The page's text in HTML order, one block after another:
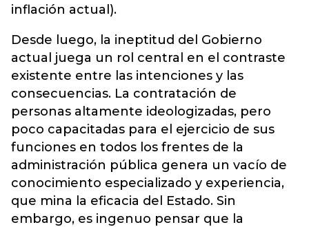
inflación actual).
Desde luego, la ineptitud del Gobierno
actual juega un rol central en el contraste
existente entre las intenciones y las
consecuencias. La contratación de
personas altamente ideologizadas, pero
poco capacitadas para el ejercicio de sus
funciones en todos los frentes de la
administración pública genera un vacío de
conocimiento especializado y experiencia,
que mina la eficacia del Estado. Sin
embargo, es ingenuo pensar que la